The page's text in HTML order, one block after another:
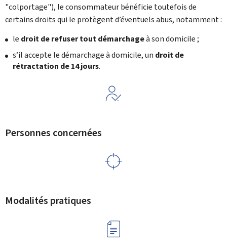
"colportage"), le consommateur bénéficie toutefois de
certains droits qui le protègent d’éventuels abus, notamment :
le droit de refuser tout démarchageà son domicile ;
s’il accepte le démarchage à domicile, un droit de
rétractation de 14 jours.
Personnes concernées
Modalités pratiques